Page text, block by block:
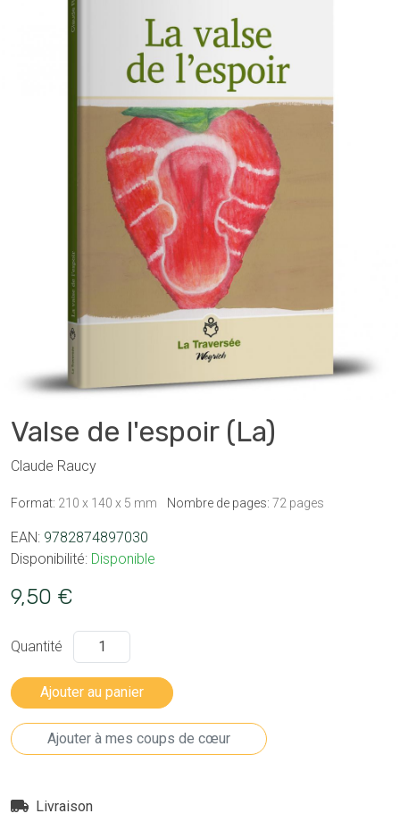
Valse de l'espoir (La)
Claude Raucy
Format: 210 x 140 x 5 mm Nombre de pages: 72 pages
EAN: 9782874897030
Disponibilité: Disponible
9,50 €
Quantité
Livraison